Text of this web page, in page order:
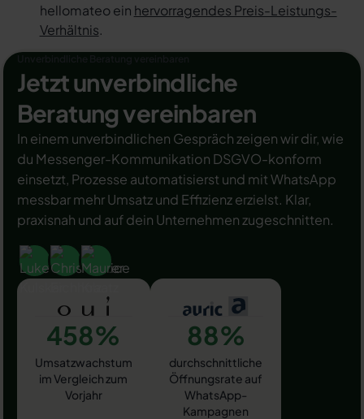
hellomateo ein hervorragendes Preis-Leistungs-
Verhältnis.
Jetzt unverbindliche
Beratung vereinbaren
In einem unverbindlichen Gespräch zeigen wir dir, wie
du Messenger-Kommunikation DSGVO-konform
einsetzt, Prozesse automatisierst und mit WhatsApp
messbar mehr Umsatz und Effizienz erzielst. Klar,
praxisnah und auf dein Unternehmen zugeschnitten.
458%
Umsatzwachstum
im Vergleich zum
Vorjahr
88%
durchschnittliche
Öffnungsrate auf
WhatsApp-
Kampagnen